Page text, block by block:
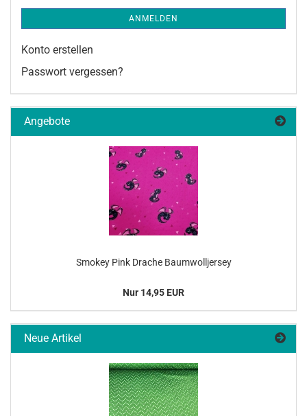
ANMELDEN
Konto erstellen
Passwort vergessen?
Angebote
Smo­key Pink Dra­che Baum­woll­jer­sey
Nur 14,95 EUR
Neue Artikel